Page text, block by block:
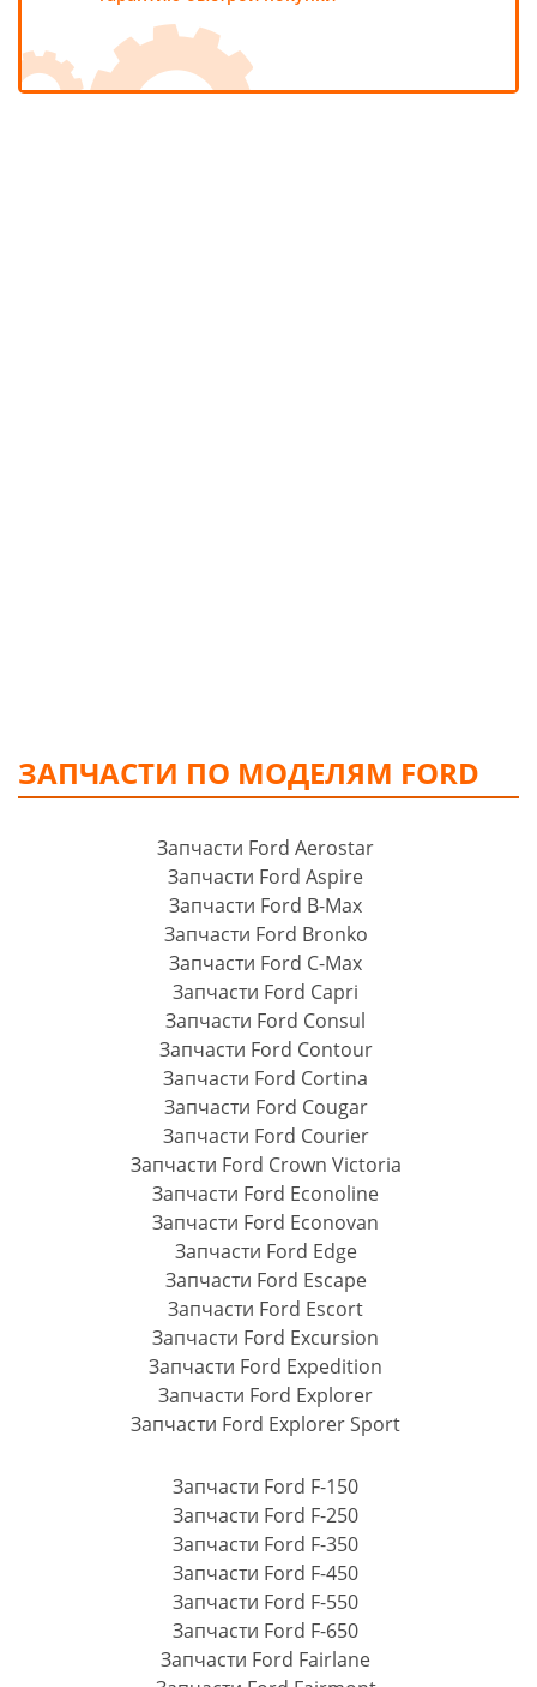
ЗАПЧАСТИ ПО МОДЕЛЯМ FORD
Запчасти Ford Aerostar
Запчасти Ford Aspire
Запчасти Ford B-Max
Запчасти Ford Bronko
Запчасти Ford C-Max
Запчасти Ford Capri
Запчасти Ford Consul
Запчасти Ford Contour
Запчасти Ford Cortina
Запчасти Ford Cougar
Запчасти Ford Courier
Запчасти Ford Crown Victoria
Запчасти Ford Econoline
Запчасти Ford Econovan
Запчасти Ford Edge
Запчасти Ford Escape
Запчасти Ford Escort
Запчасти Ford Excursion
Запчасти Ford Expedition
Запчасти Ford Explorer
Запчасти Ford Explorer Sport
Запчасти Ford F-150
Запчасти Ford F-250
Запчасти Ford F-350
Запчасти Ford F-450
Запчасти Ford F-550
Запчасти Ford F-650
Запчасти Ford Fairlane